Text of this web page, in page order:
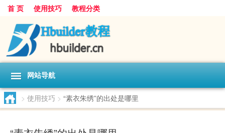
首 页 使用技巧 教程分类
网站导航
> 使用技巧 > “素衣朱绣”的出处是哪里